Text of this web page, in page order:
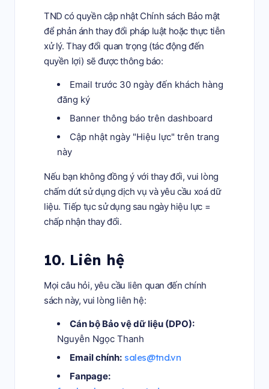
TND có quyền cập nhật Chính sách Bảo mật
để phản ánh thay đổi pháp luật hoặc thực tiễn
xử lý. Thay đổi quan trọng (tác động đến
quyền lợi) sẽ được thông báo:
Email trước 30 ngày đến khách hàng
đăng ký
Banner thông báo trên dashboard
Cập nhật ngày "Hiệu lực" trên trang
này
Nếu bạn không đồng ý với thay đổi, vui lòng
chấm dứt sử dụng dịch vụ và yêu cầu xoá dữ
liệu. Tiếp tục sử dụng sau ngày hiệu lực =
chấp nhận thay đổi.
10. Liên hệ
Mọi câu hỏi, yêu cầu liên quan đến chính
sách này, vui lòng liên hệ:
Cán bộ Bảo vệ dữ liệu (DPO):
Nguyễn Ngọc Thanh
Email chính: sales@tnd.vn
Fanpage: